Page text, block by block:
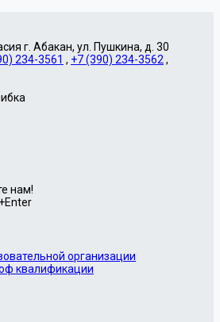
г. Абакан, ул. Пушкина, д. 30
234-3561 , +7 (390) 234-3562 ,
нам!
организации
квалификации